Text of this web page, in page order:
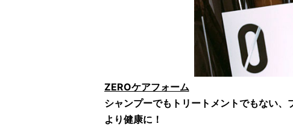
ZEROケアフォーム
シャンプーでもトリートメントでもない
より健康に！